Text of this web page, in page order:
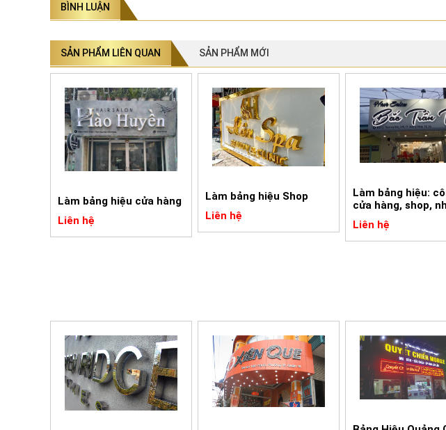
BÌNH LUẬN
SẢN PHẨM LIÊN QUAN SẢN PHẨM MỚI
Làm bảng hiệu cửa hàng
Liên hệ
Làm bảng hiệu Shop
Liên hệ
Làm bảng hiệu:
cửa hàng, shop,
Liên hệ